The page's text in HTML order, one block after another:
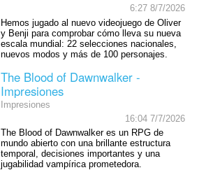
6:27 8/7/2026
Hemos jugado al nuevo videojuego de Oliver
y Benji para comprobar cómo lleva su nueva
escala mundial: 22 selecciones nacionales,
nuevos modos y más de 100 personajes.
The Blood of Dawnwalker -
Impresiones
Impresiones
16:04 7/7/2026
The Blood of Dawnwalker es un RPG de
mundo abierto con una brillante estructura
temporal, decisiones importantes y una
jugabilidad vampírica prometedora.